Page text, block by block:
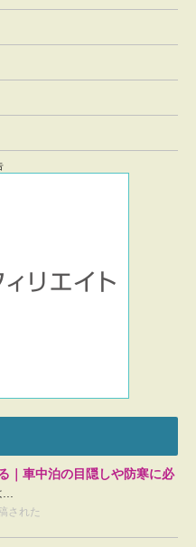
｜車中泊の目隠しや防寒に必
された